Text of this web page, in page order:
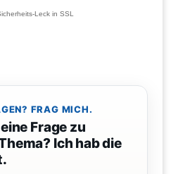
Leck in SSL
FRAG MICH.
Frage zu
Ich hab die